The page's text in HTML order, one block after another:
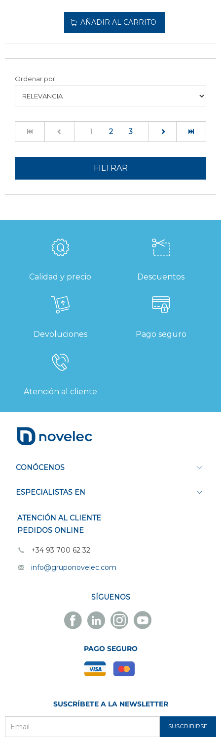
AÑADIR AL CARRITO
Ordenar por:
1 (current)
2 3
FILTRAR
Calidad y precio Descuentos
Devoluciones Pago seguro
Atención al cliente
CONÓCENOS
ESPECIALISTAS EN
ATENCIÓN AL CLIENTE
PEDIDOS ONLINE
+34 93 700 62 32
info@gruponovelec.com
SÍGUENOS
Facebook
Novelec
Linkedin
Novelec
Instagram
Novelec
Youtube
Novelec
PAGO SEGURO
SUSCRÍBETE A LA NEWSLETTER
SUSCRIBIRSE